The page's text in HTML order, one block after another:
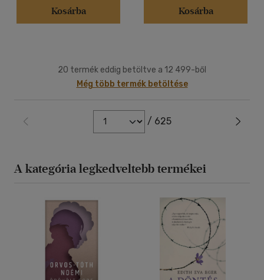
Kosárba
Kosárba
20 termék eddig betöltve a 12 499-ből
Még több termék betöltése
/ 625
A kategória legkedveltebb termékei